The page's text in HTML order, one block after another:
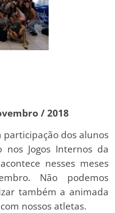
/ 2018
participação dos alunos
Jogos Internos da
nesses meses
Não podemos
também a animada
nossos atletas.